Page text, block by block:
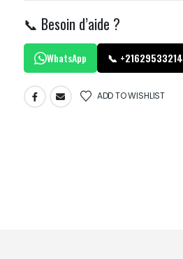
📞 Besoin d’aide ?
WhatsApp 📞 +21629533214
ADD TO WISHLIST